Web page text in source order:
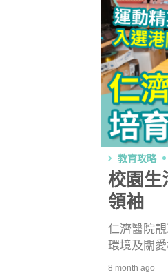
教育攻略
校園生
領袖
仁濟醫院
環境及關
本港八大
8 month ago